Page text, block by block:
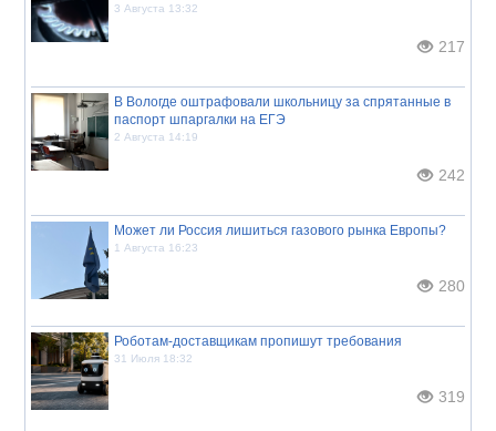
3 Августа 13:32
217
В Вологде оштрафовали школьницу за спрятанные в
паспорт шпаргалки на ЕГЭ
2 Августа 14:19
242
Может ли Россия лишиться газового рынка Европы?
1 Августа 16:23
280
Роботам-доставщикам пропишут требования
31 Июля 18:32
319